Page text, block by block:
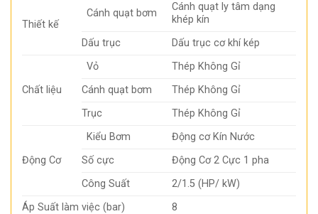
Thiết kế
Cánh quạt bơm
Cánh quạt ly tâm dạng
khép kín
Dấu trục
Dấu trục cơ khí kép
Chất liệu
Vỏ
Thép Không Gỉ
Cánh quạt bơm
Thép Không Gỉ
Trục
Thép Không Gỉ
Động Cơ
Kiểu Bơm
Động cơ Kín Nước
Số cực
Động Cơ 2 Cực 1 pha
Công Suất
2/1.5 (HP/ kW)
Áp Suất làm việc (bar)
8